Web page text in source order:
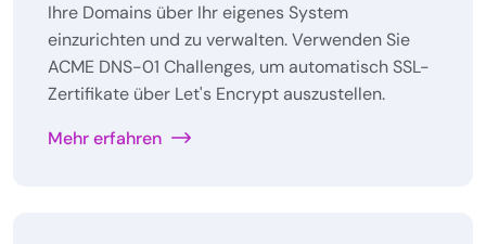
Ihre Domains über Ihr eigenes System
einzurichten und zu verwalten. Verwenden Sie
ACME DNS-01 Challenges, um automatisch SSL-
Zertifikate über Let's Encrypt auszustellen.
Mehr erfahren